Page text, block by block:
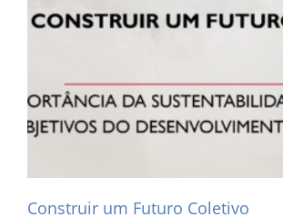
Construir um Futuro Coletivo